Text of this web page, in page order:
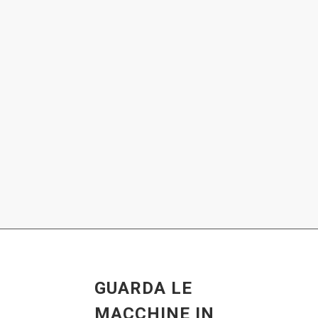
GUARDA LE
MACCHINE IN